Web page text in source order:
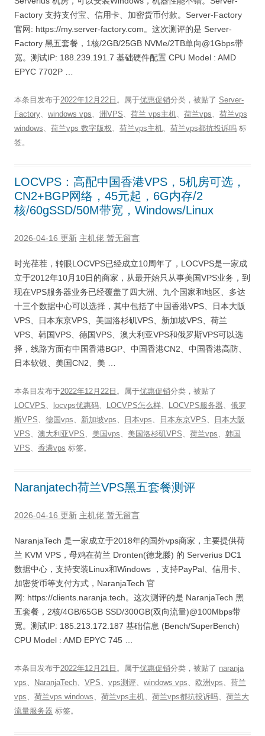
Factory 支持支付宝、信用卡、加密货币付款。Server-Factory
官网: https://my.server-factory.com。这次测评的是 Server-
Factory 黑五套餐，1核/2GB/25GB NVMe/2TB单向@1Gbps带
宽。测试IP: 188.239.191.7 基础硬件配置 CPU Model : AMD
EPYC 7702P …
本条目发布于2022年12月22日 。属于优惠促销分类，被贴了 Server-
Factory、 windows vps、 洲VPS、 荷兰 vps主机、 荷兰vps、 荷兰vps
windows、 荷兰vps 数字版权、 荷兰vps主机、 荷兰vps都抗投诉吗 标
签。
LOCVPS：高配中国香港VPS，5机房可选，
CN2+BGP网络，45元起，6G内存/2
核/60gSSD/50M带宽，Windows/Linux
2026-04-16 更新 主机佬 暂无留言
时光荏茬，转眼LOCVPS已经成立10周年了，LOCVPS是一家成
立于2012年10月10日的商家，从最开始只从事美国VPS业务，到
现在VPS服务器业务已经覆盖了四大洲、九个国家和地区、多达
十三个数据中心可以选择，其中包括了中国香港VPS、日本大阪
VPS、日本东京VPS、美国洛杉矶VPS、新加坡VPS、荷兰
VPS、韩国VPS、德国VPS、澳大利亚VPS和俄罗斯VPS可以选
择，线路方面有中国香港BGP、中国香港CN2、中国香港高防、
日本软银、美国CN2、美 …
本条目发布于2022年12月22日 。属于优惠促销分类，被贴了
LOCVPS、 locvps优惠码、 LOCVPS怎么样、 LOCVPS服务器、 俄罗
斯VPS、 德国vps、 新加坡vps、 日本vps、 日本东京VPS、
日本大阪
VPS、 澳大利亚VPS、 美国vps、 美国洛杉矶VPS、 荷兰vps、 韩国
VPS、 香港vps 标签。
Naranjatech荷兰VPS黑五套餐测评
2026-04-16 更新 主机佬 暂无留言
NaranjaTech 是一家成立于2018年的国外vps商家，主要提供荷
兰 KVM VPS，母鸡在荷兰 Dronten(德龙滕) 的 Serverius DC1
数据中心，支持安装Linux和Windows ，支持PayPal、信用卡、
加密货币等支付方式，NaranjaTech 官
网: https://clients.naranja.tech。这次测评的是 NaranjaTech 黑
五套餐，2核/4GB/65GB SSD/300GB(双向流量)@100Mbps带
宽。测试IP: 185.213.172.187 基础信息 (Bench/SuperBench)
CPU Model : AMD EPYC 745 …
本条目发布于2022年12月21日 。属于优惠促销分类，被贴了 naranja
vps、 NaranjaTech、 VPS、 vps测评、 windows vps、 欧洲vps、 荷兰
vps、 荷兰vps windows、 荷兰vps主机、 荷兰vps都抗投诉吗、 荷兰大
流量服务器 标签。